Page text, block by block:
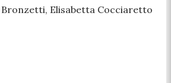
Bronzetti, Elisabetta Cocciaretto